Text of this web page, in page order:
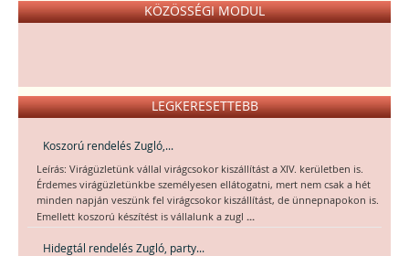
KÖZÖSSÉGI MODUL
LEGKERESETTEBB
Koszorú rendelés Zugló,...
Leírás: Virágüzletünk vállal virágcsokor kiszállítást a XIV. kerületben is.
Érdemes virágüzletünkbe személyesen ellátogatni, mert nem csak a hét
minden napján veszünk fel virágcsokor kiszállítást, de ünnepnapokon is.
Emellett koszorú készítést is vállalunk a zugl ...
Hidegtál rendelés Zugló, party...